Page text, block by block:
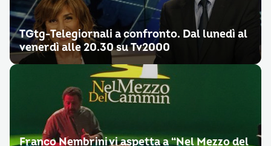
TGtg-Telegiornali a confronto. Dal lunedì al
venerdì alle 20.30 su Tv2000
Franco Nembrini vi aspetta a “Nel Mezzo del